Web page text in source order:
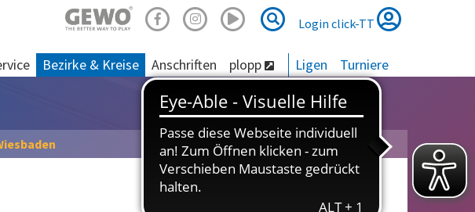
Suche
Suche
Login click-TT
Bezirke & Kreise Anschriften plopp Ligen Turniere